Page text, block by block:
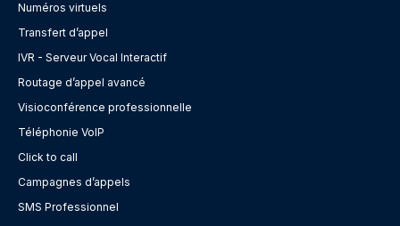
Numéros virtuels
Transfert d’appel
IVR - Serveur Vocal Interactif
Routage d’appel avancé
Visioconférence professionnelle
Téléphonie VoIP
Click to call
Campagnes d’appels
SMS Professionnel